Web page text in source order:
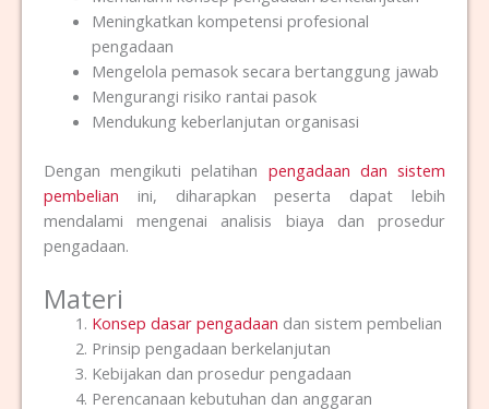
Meningkatkan kompetensi profesional
pengadaan
Mengelola pemasok secara bertanggung jawab
Mengurangi risiko rantai pasok
Mendukung keberlanjutan organisasi
Dengan mengikuti pelatihan pengadaan dan sistem
pembelian
ini, diharapkan peserta dapat lebih
mendalami mengenai analisis biaya dan prosedur
pengadaan.
Materi
Konsep dasar pengadaan dan sistem pembelian
Prinsip pengadaan berkelanjutan
Kebijakan dan prosedur pengadaan
Perencanaan kebutuhan dan anggaran